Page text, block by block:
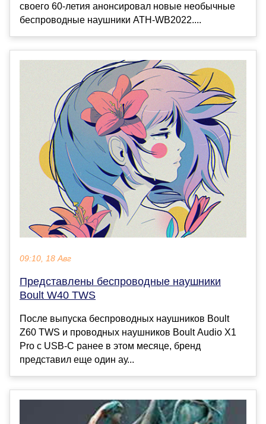
своего 60-летия анонсировал новые необычные
беспроводные наушники ATH-WB2022....
09:10, 18 Авг
Представлены беспроводные наушники
Boult W40 TWS
После выпуска беспроводных наушников Boult
Z60 TWS и проводных наушников Boult Audio X1
Pro с USB-C ранее в этом месяце, бренд
представил еще один ау...